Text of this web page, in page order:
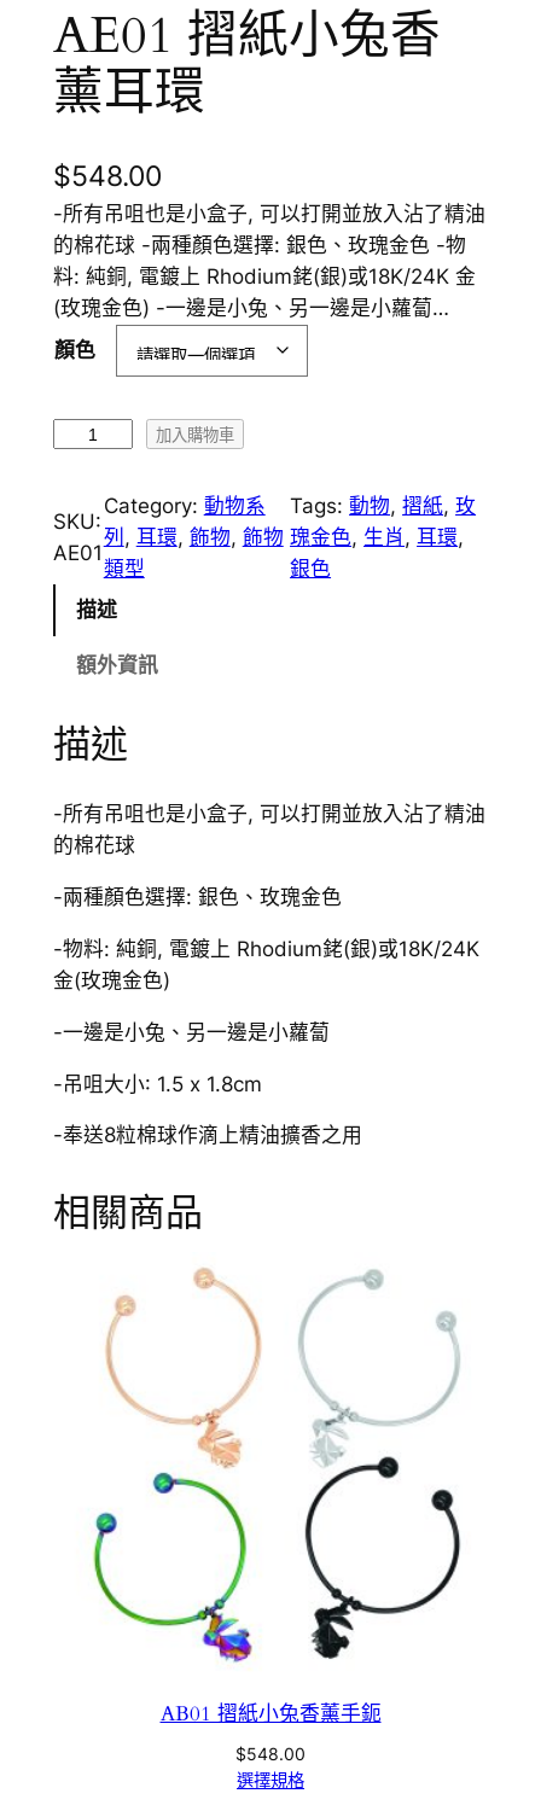
AE01 摺紙小兔香
薰耳環
$548.00
-所有吊咀也是小盒子, 可以打開並放入沾了精油
的棉花球 -兩種顏色選擇: 銀色、玫瑰金色 -物
料: 純銅, 電鍍上 Rhodium銠(銀)或18K/24K 金
(玫瑰金色) -一邊是小兔、另一邊是小蘿蔔…
顏色
1
摺
紙
耳
數
量
加入購物車
SKU:
AE01
Category: 動物系
列 , 耳環, 飾物, 飾物
類型
Tags:動物, 摺紙, 玫
瑰金色, 生肖, 耳環
銀色
描述
額外資訊
描述
-所有吊咀也是小盒子, 可以打開並放入沾了精油
的棉花球
-兩種顏色選擇: 銀色、玫瑰金色
-物料: 純銅, 電鍍上 Rhodium銠(銀)或18K/24K
金(玫瑰金色)
-一邊是小兔、另一邊是小蘿蔔
-吊咀大小: 1.5 x 1.8cm
-奉送8粒棉球作滴上精油擴香之用
相關商品
AB01 摺紙小兔香薰手鈪
$548.00
選擇規格